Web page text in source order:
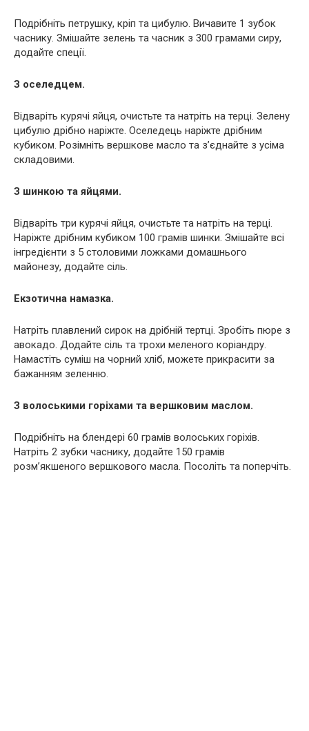
Подрібніть петрушку, кріп та цибулю. Вичавите 1 зубок
часнику. Змішайте зелень та часник з 300 грамами сиру,
додайте спеції.
З оселедцем.
Відваріть курячі яйця, очистьте та натріть на терці. Зелену
цибулю дрібно наріжте. Оселедець наріжте дрібним
кубиком. Розімніть вершкове масло та з’єднайте з усіма
складовими.
З шинкою та яйцями.
Відваріть три курячі яйця, очистьте та натріть на терці.
Наріжте дрібним кубиком 100 грамів шинки. Змішайте всі
інгредієнти з 5 столовими ложками домашнього
майонезу, додайте сіль.
Екзотична намазка.
Натріть плавлений сирок на дрібній тертці. Зробіть пюре з
авокадо. Додайте сіль та трохи меленого коріандру.
Намастіть суміш на чорний хліб, можете прикрасити за
бажанням зеленню.
З волоськими горіхами та вершковим маслом.
Подрібніть на блендері 60 грамів волоських горіхів.
Натріть 2 зубки часнику, додайте 150 грамів
розм’якшеного вершкового масла. Посоліть та поперчіть.